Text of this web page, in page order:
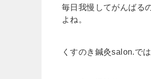
毎日我慢してがんばる
よね。
くすのき鍼灸salon.で